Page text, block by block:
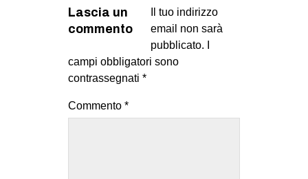
Lascia un
commento
Il tuo indirizzo
email non sarà
pubblicato.
campi obbligatori sono
contrassegnati *
Commento *